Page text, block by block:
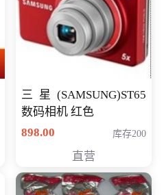
三星(SAMSUNG)ST65
数码相机 红色
898.00
库存200
直营